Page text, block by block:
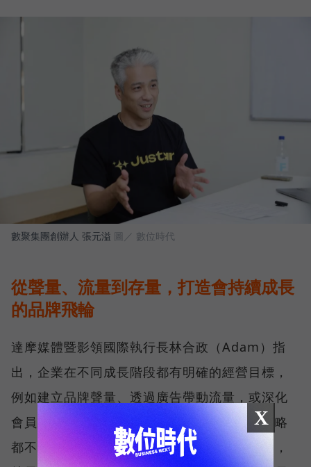
數聚集團創辦人 張元溢 圖／ 數位時代
從聲量、流量到存量，打造會持續成長
的品牌飛輪
達摩媒體暨影領國際執行長林合政（Adam）指
出，企業在不同成長階段都有明確的經營目標，
例如建立品牌聲量、透過廣告帶動流量，或深化
會員經營、提升顧客價值。然而，任何一項策略
都不可能無限放大成效，當成長逐漸趨於飽和，
X